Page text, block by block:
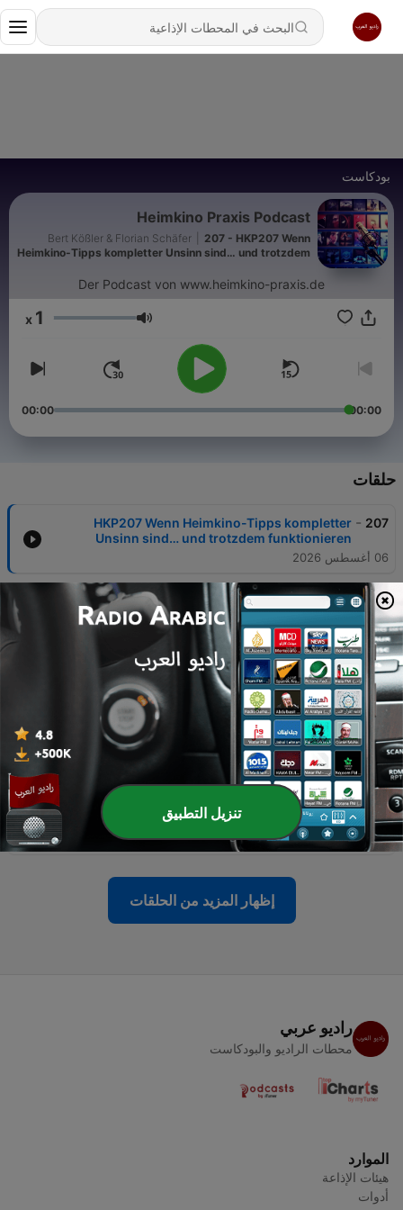
بودكاست
Heimkino Praxis Podcast
Bert Kößler & Florian Schäfer
207 - HKP207 Wenn
Heimkino-Tipps kompletter Unsinn sind… und trotzdem
Der Podcast von www.heimkino-praxis.de
مستوى الصوت 1
00:00
00:00
حلقات
207
-
HKP207 Wenn Heimkino-Tipps kompletter
Unsinn sind… und trotzdem funktionieren
06 أغسطس 2026
206
-
HKP206 Den richtigen AV-Receiver kaufen:
Diese 7 Kriterien entscheiden wirklich!
23 يوليو 2026
205
-
HKP205 Das Uncanny Valley: Warum Hollywoods
fast perfekte Gesichter uns das Gruseln lehren
09 يوليو 2026
HKP204 Sitzabstand vs. Leinwandgröße: Warum
alle falsch rechnen
25 يونيو 2026
203
-
HKP203 AV-Vorstufe vs. AV-Receiver: Lohnt sich
das teure Upgrade wirklich?
11 يونيو 2026
إظهار المزيد من الحلقات
راديو عربي
محطات الراديو والبودكاست
الموارد
هيئات الإذاعة
أدوات
تنزيل التطبيق